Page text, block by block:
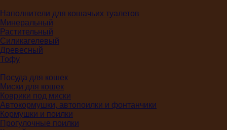
Наполнители для кошачьих туалетов
Минеральный
Растительный
Силикагелевый
Древесный
Тофу
Посуда для кошек
Миски для кошек
Коврики под миски
Автокормушки, автопоилки и фонтанчики
Кормушки и поилки
Прогулочные поилки